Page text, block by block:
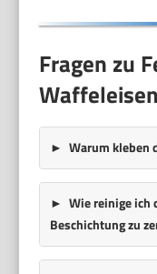
Fragen zu
Waffeleisen
Warum kleben
Wie reinige ich
Beschichtung zu